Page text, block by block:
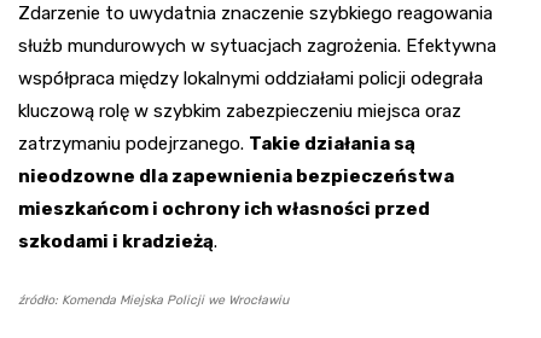
Zdarzenie to uwydatnia znaczenie szybkiego reagowania
służb mundurowych w sytuacjach zagrożenia. Efektywna
współpraca między lokalnymi oddziałami policji odegrała
kluczową rolę w szybkim zabezpieczeniu miejsca oraz
zatrzymaniu podejrzanego. Takie działania są
nieodzowne dla zapewnienia bezpieczeństwa
mieszkańcom i ochrony ich własności przed
szkodami i kradzieżą.
źródło: Komenda Miejska Policji we Wrocławiu